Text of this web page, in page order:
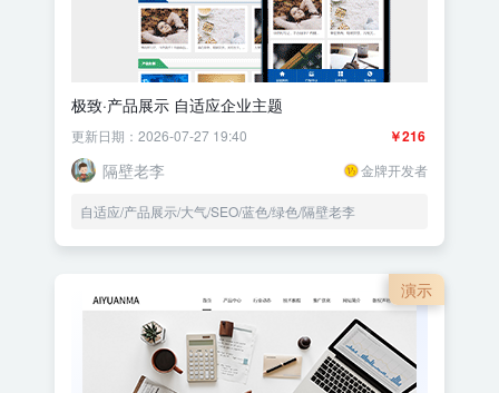
极致·产品展示 自适应企业主题
￥216
更新日期：2026-07-27 19:40
隔壁老李 金牌开发者
自适应/产品展示/大气/SEO/蓝色/绿色/隔壁老李
演示